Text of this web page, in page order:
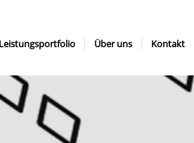
Über uns Kontakt